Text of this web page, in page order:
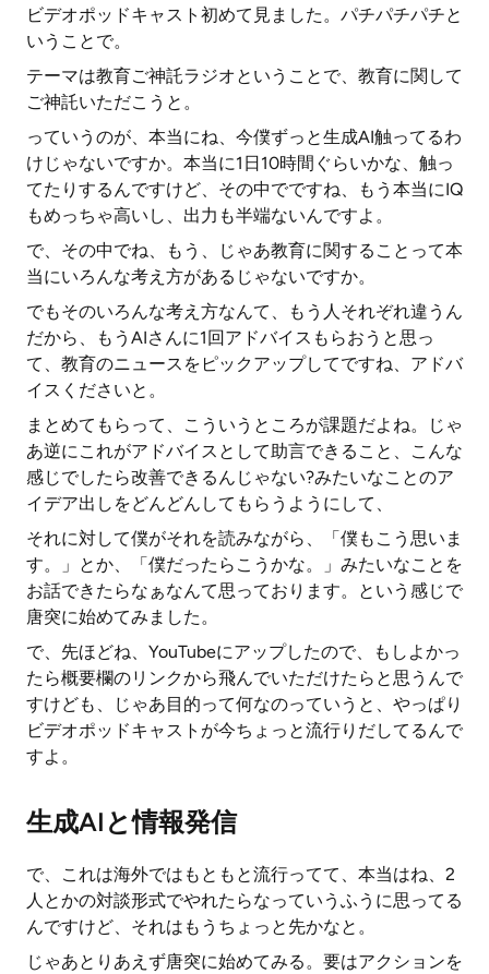
ビデオポッドキャスト初めて見ました。パチパチパチと
いうことで。
テーマは教育ご神託ラジオということで、教育に関して
ご神託いただこうと。
っていうのが、本当にね、今僕ずっと生成AI触ってるわ
けじゃないですか。本当に1日10時間ぐらいかな、触っ
てたりするんですけど、その中でですね、もう本当にIQ
もめっちゃ高いし、出力も半端ないんですよ。
で、その中でね、もう、じゃあ教育に関することって本
当にいろんな考え方があるじゃないですか。
でもそのいろんな考え方なんて、もう人それぞれ違うん
だから、もうAIさんに1回アドバイスもらおうと思っ
て、教育のニュースをピックアップしてですね、アドバ
イスくださいと。
まとめてもらって、こういうところが課題だよね。じゃ
あ逆にこれがアドバイスとして助言できること、こんな
感じでしたら改善できるんじゃない?みたいなことのア
イデア出しをどんどんしてもらうようにして、
それに対して僕がそれを読みながら、「僕もこう思いま
す。」とか、「僕だったらこうかな。」みたいなことを
お話できたらなぁなんて思っております。という感じで
唐突に始めてみました。
で、先ほどね、YouTubeにアップしたので、もしよかっ
たら概要欄のリンクから飛んでいただけたらと思うんで
すけども、じゃあ目的って何なのっていうと、やっぱり
ビデオポッドキャストが今ちょっと流行りだしてるんで
すよ。
生成AIと情報発信
で、これは海外ではもともと流行ってて、本当はね、2
人とかの対談形式でやれたらなっていうふうに思ってる
んですけど、それはもうちょっと先かなと。
じゃあとりあえず唐突に始めてみる。要はアクションを